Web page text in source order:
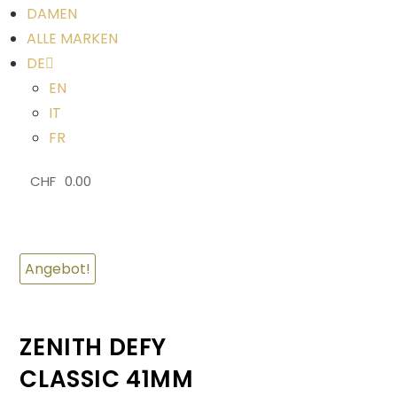
DAMEN
ALLE MARKEN
DE
EN
IT
FR
CHF 0.00
Angebot!
ZENITH DEFY
CLASSIC 41MM